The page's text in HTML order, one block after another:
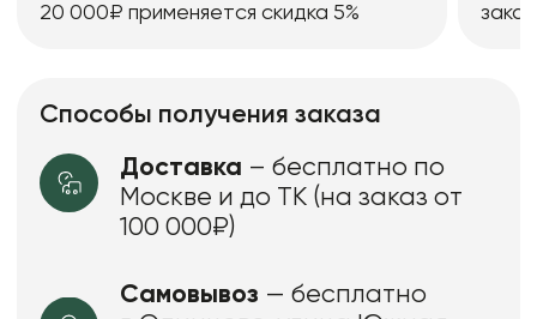
20 000₽ применяется скидка 5%
Способы получения заказа
Доставка – бесплатно по
Москве и до ТК (на заказ от
100 000₽)
Самовывоз — бесплатно